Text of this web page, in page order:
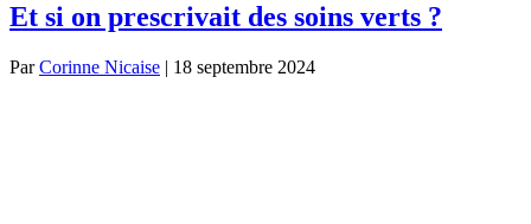
Et si on prescrivait des soins verts ?
ParCorinne Nicaise | 18 septembre 2024